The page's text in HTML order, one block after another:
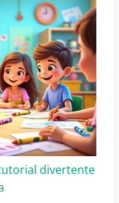
divertente